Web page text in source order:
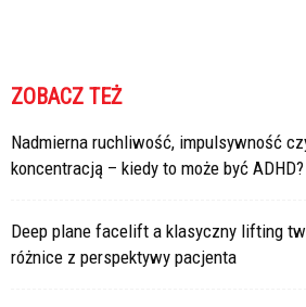
ZOBACZ TEŻ
Nadmierna ruchliwość, impulsywność
koncentracją – kiedy to może być ADHD?
Deep plane facelift a klasyczny lifting
różnice z perspektywy pacjenta